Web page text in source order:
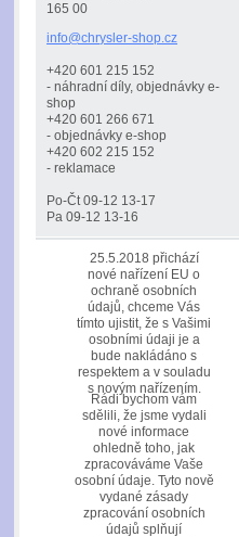
165 00
info@chrysler-shop.cz
+420 601 215 152
- náhradní díly, objednávky e-
shop
+420 601 266 671
- objednávky e-shop
+420 602 215 152
- reklamace
Po-Čt 09-12 13-17
Pa 09-12 13-16
25.5.2018 přichází
nové nařízení EU o
ochraně osobních
údajů, chceme Vás
tímto ujistit, že s Vašimi
osobními údaji je a
bude nakládáno s
respektem a v souladu
s novým nařízením.
Rádi bychom vám
sdělili, že jsme vydali
nové informace
ohledně toho, jak
zpracováváme Vaše
osobní údaje. Tyto nově
vydané zásady
zpracování osobních
údajů splňují